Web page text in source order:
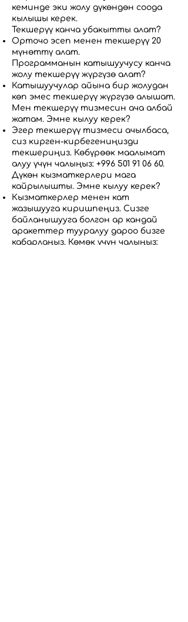
кеминде эки жолу дүкөндөн соода
кылышы керек.
Текшерүү канча убакытты алат?
Орточо эсеп менен текшерүү 20
мүнөттү алат.
Программанын катышуучусу канча
жолу текшерүү жүргүзө алат?
Катышуучулар айына бир жолудан
көп эмес текшерүү жүргүзө алышат.
Мен текшерүү тизмесин ача албай
жатам. Эмне кылуу керек?
Эгер текшерүү тизмеси ачылбаса,
сиз кирген-кирбегениңизди
текшериңиз. Көбүрөөк маалымат
алуу үчүн чалыңыз: +996 501 91 06 60.
Дүкөн кызматкерлери мага
кайрылышты. Эмне кылуу керек?
Кызматкерлер менен кат
жазышууга киришпеңиз. Сизге
байланышууга болгон ар кандай
аракеттер тууралуу дароо бизге
кабарлаңыз. Көмөк үчүн чалыңыз: